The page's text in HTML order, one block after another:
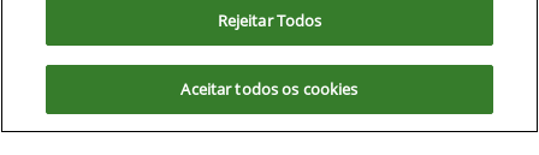
. Ao seguir com a navegação e visita você
concorda com nossas políticas.
Rejeitar Todos
Aceitar todos os cookies